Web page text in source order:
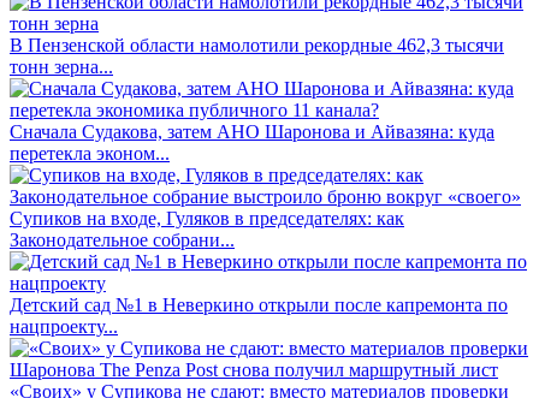
В Пензенской области намолотили рекордные 462,3 тысячи
тонн зерна...
Сначала Судакова, затем АНО Шаронова и Айвазяна: куда
перетекла эконом...
Супиков на входе, Гуляков в председателях: как
Законодательное собрани...
Детский сад №1 в Неверкино открыли после капремонта по
нацпроекту...
«Своих» у Супикова не сдают: вместо материалов проверки